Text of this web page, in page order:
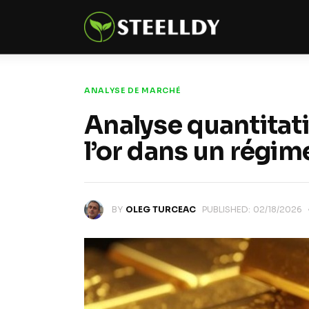
Markets
ANALYSE DE MARCHÉ
Analyse
l’or dans un
BY OLEG TURCEAC PUBLISHED: 02/18/2026